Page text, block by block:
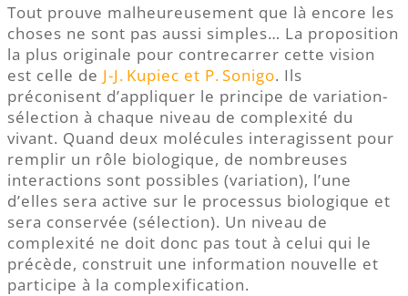
Tout prouve malheureusement que là encore les
choses ne sont pas aussi simples… La proposition
la plus originale pour contrecarrer cette vision
est celle de J-J. Kupiec et P. Sonigo. Ils
préconisent d’appliquer le principe de variation-
sélection à chaque niveau de complexité du
vivant. Quand deux molécules interagissent pour
remplir un rôle biologique, de nombreuses
interactions sont possibles (variation), l’une
d’elles sera active sur le processus biologique et
sera conservée (sélection). Un niveau de
complexité ne doit donc pas tout à celui qui le
précède, construit une information nouvelle et
participe à la complexification.